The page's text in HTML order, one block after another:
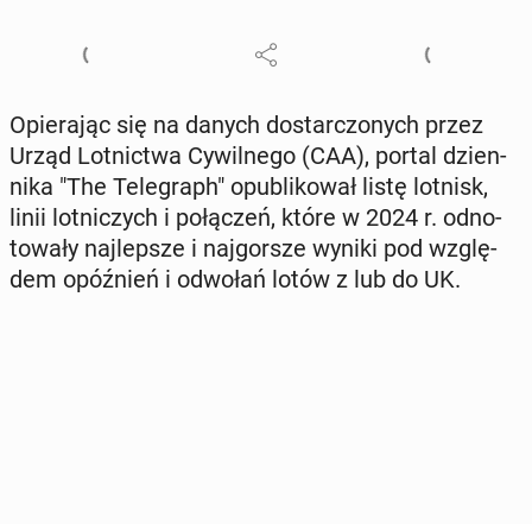
Opie­ra­jąc się na danych do­star­czo­nych przez
Urząd Lot­nic­twa Cy­wil­ne­go (CAA), portal dzien­
ni­ka "The Te­le­graph" opu­bli­ko­wał listę lotnisk,
linii lot­ni­czych i po­łą­czeń, które w 2024 r. od­no­
to­wa­ły naj­lep­sze i naj­gor­sze wyniki pod wzglę­
dem opóź­nień i odwołań lotów z lub do UK.